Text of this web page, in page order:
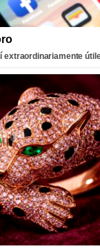
extraordinariamente